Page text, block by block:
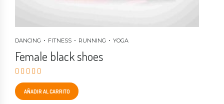
DANCING FITNESS RUNNING YOGA
Female black shoes
AÑADIR AL CARRITO